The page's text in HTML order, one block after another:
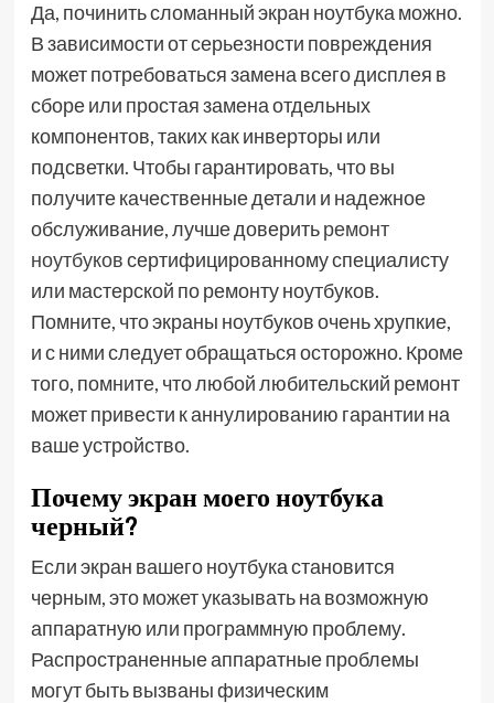
Да, починить сломанный экран ноутбука можно.
В зависимости от серьезности повреждения
может потребоваться замена всего дисплея в
сборе или простая замена отдельных
компонентов, таких как инверторы или
подсветки. Чтобы гарантировать, что вы
получите качественные детали и надежное
обслуживание, лучше доверитьремонт
ноутбуковсертифицированному специалисту
или мастерской по ремонту ноутбуков.
Помните, что экраны ноутбуков очень хрупкие,
и с ними следует обращаться осторожно. Кроме
того, помните, что любой любительский ремонт
может привести к аннулированию гарантии на
ваше устройство.
Почему экран моего ноутбука
черный?
Если экран вашего ноутбука становится
черным, это может указывать на возможную
аппаратную или программную проблему.
Распространенные аппаратные проблемы
могут быть вызваны физическим